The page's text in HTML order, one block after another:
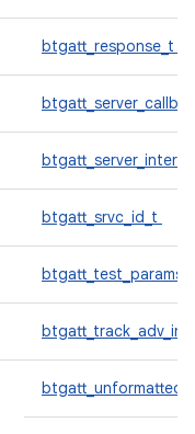
btgatt_response_t
btgatt_srvc_id_t